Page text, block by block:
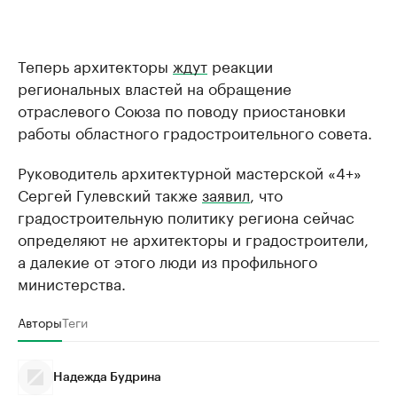
Теперь архитекторы ждут реакции
региональных властей на обращение
отраслевого Союза по поводу приостановки
работы областного градостроительного совета.
Руководитель архитектурной мастерской «4+»
Сергей Гулевский также заявил , что
градостроительную политику региона сейчас
определяют не архитекторы и градостроители,
а далекие от этого люди из профильного
министерства.
АвторыТеги
Надежда Будрина